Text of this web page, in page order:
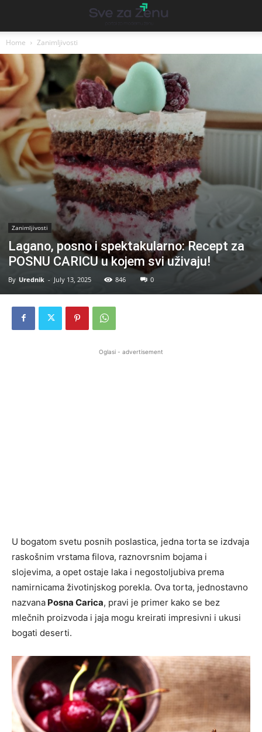
Home Zanimljivosti
Zanimljivosti
Lagano, posno i spektakularno: Recept za
POSNU CARICU u kojem svi uživaju!
By Urednik - July 13, 2025 846 0
Oglasi - advertisement
U bogatom svetu posnih poslastica, jedna torta se izdvaja
raskošnim vrstama filova, raznovrsnim bojama i
slojevima, a opet ostaje laka i negostoljubiva prema
namirnicama životinjskog porekla. Ova torta, jednostavno
nazvana Posna Carica, pravi je primer kako se bez
mlečnih proizvoda i jaja mogu kreirati impresivni i ukusi
bogati deserti.